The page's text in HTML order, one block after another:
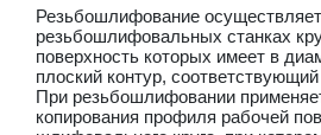
Резьбошлифование
резьбошлифовальных станках
поверхность которых имеет в
плоский контур,
При резьбошлифовании
копирования профиля рабочей